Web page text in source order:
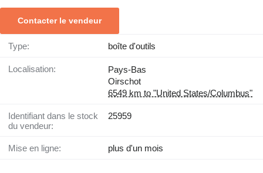
Contacter le vendeur
Type: boîte d'outils
Localisation:
Pays-Bas
Oirschot
6549 km to "United States/Columbus"
Identifiant dans le stock
du vendeur:
25959
Mise en ligne: plus d'un mois